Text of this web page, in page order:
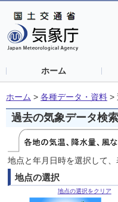
ホーム
ホーム > 各種データ・資料 >
過去の気象データ検索
地点と年月日時を選択して
地点の選択
地点の選択をクリア